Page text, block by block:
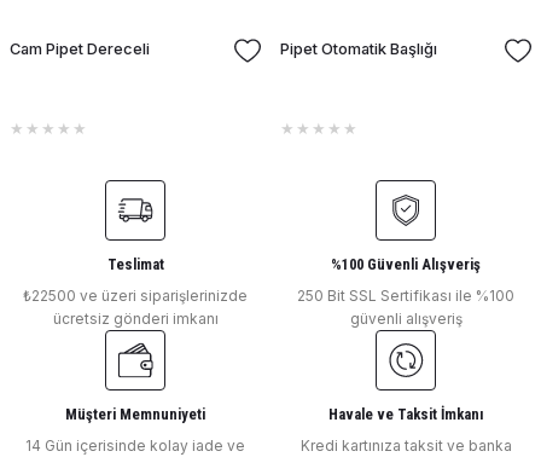
Cam Pipet Dereceli Pipet Otomatik Başlığı
Teslimat
₺22500 ve üzeri siparişlerinizde
ücretsiz gönderi imkanı
%100 Güvenli Alışveriş
250 Bit SSL Sertifikası ile %100
güvenli alışveriş
Müşteri Memnuniyeti
14 Gün içerisinde kolay iade ve
Havale ve Taksit İmkanı
Kredi kartınıza taksit ve banka